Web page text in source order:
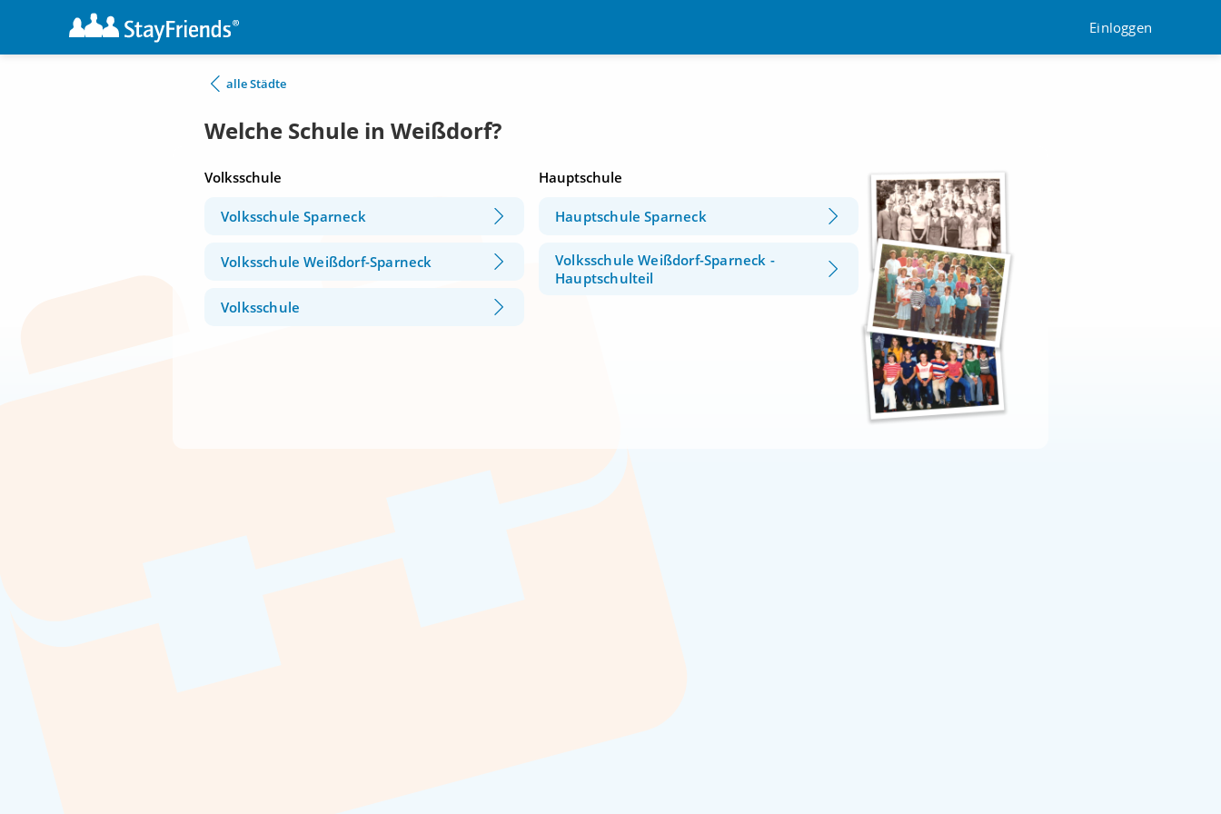
Einloggen
alle Städte
Welche Schule in Weißdorf?
Volksschule
Volksschule Sparneck
Volksschule Weißdorf-Sparneck
Volksschule
Hauptschule
Hauptschule Sparneck
Volksschule Weißdorf-Sparneck -
Hauptschulteil